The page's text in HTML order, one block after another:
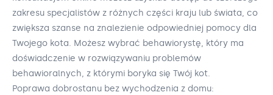
zakresu specjalistów z różnych części kraju lub świata, co
zwiększa szanse na znalezienie odpowiedniej pomocy dla
Twojego kota. Możesz wybrać behawiorystę, który ma
doświadczenie w rozwiązywaniu problemów
behawioralnych, z którymi boryka się Twój kot.
Poprawa dobrostanu bez wychodzenia z domu: